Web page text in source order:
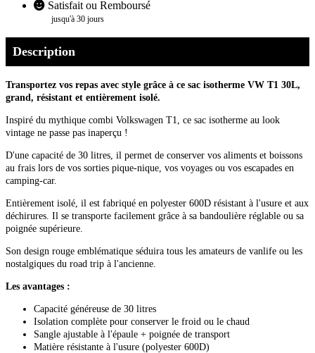
Satisfait ou Remboursé
jusqu'à 30 jours
Description
Transportez vos repas avec style grâce à ce sac isotherme VW T1 30L,
grand, résistant et entièrement isolé.
Inspiré du mythique combi Volkswagen T1, ce sac isotherme au look
vintage ne passe pas inaperçu !
D'une capacité de 30 litres, il permet de conserver vos aliments et boissons
au frais lors de vos sorties pique-nique, vos voyages ou vos escapades en
camping-car.
Entièrement isolé, il est fabriqué en polyester 600D résistant à l'usure et aux
déchirures. Il se transporte facilement grâce à sa bandoulière réglable ou sa
poignée supérieure.
Son design rouge emblématique séduira tous les amateurs de vanlife ou les
nostalgiques du road trip à l'ancienne.
Les avantages :
Capacité généreuse de 30 litres
Isolation complète pour conserver le froid ou le chaud
Sangle ajustable à l'épaule + poignée de transport
Matière résistante à l'usure (polyester 600D)